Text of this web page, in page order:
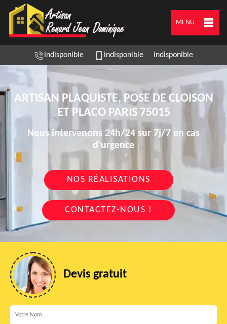
MENU
indisponible indisponible indisponible
ARTISAN PLAQUISTE, POSE DE CLOISON
ET PLACO PARIS 75015
Nous intervenons 24h/24 sur 7j/7 en cas
d'urgence
NOS RÉALISATIONS
CONTACTEZ-NOUS !
Devis gratuit